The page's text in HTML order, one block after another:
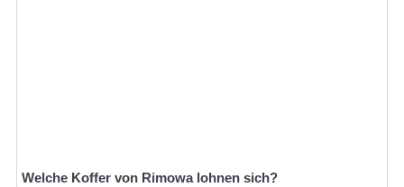
Welche Koffer von Rimowa lohnen sich?